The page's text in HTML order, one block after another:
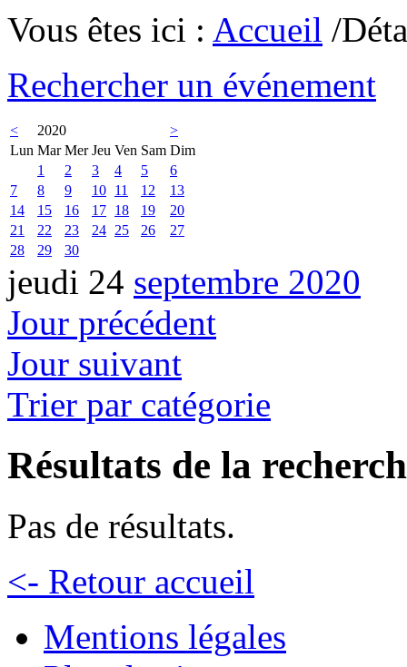
Vous êtes ici : Accueil /
Rechercher un événement
< 2020
>
Lun Mar Mer Jeu Ven Sam Dim
1
2 3 4 5
6
7
8 9 10 11 12
13
14
15 16 17 18 19
20
21
22 23 24 25 26
27
28
29 30
jeudi 24 septembre 2020
Jour précédent
Jour suivant
Trier par catégorie
Résultats de la
Pas de résultats.
<- Retour accueil
Mentions légales